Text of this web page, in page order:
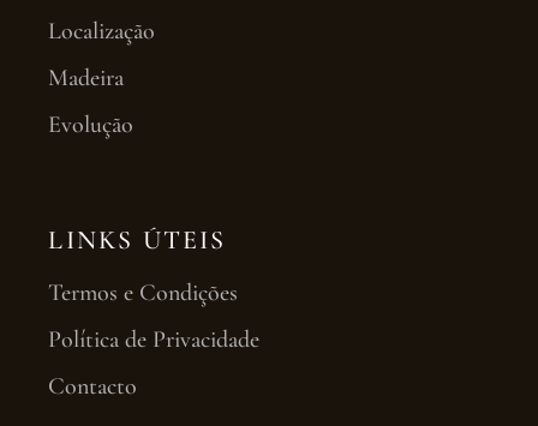
Localização
Madeira
Evolução
LINKS ÚTEIS
Termos e Condições
Política de Privacidade
Contacto